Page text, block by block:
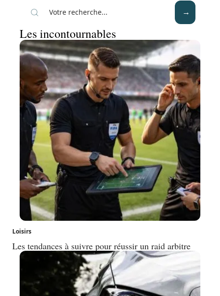
Les incontournables
Loisirs
Les tendances à suivre pour réussir un raid arbitre